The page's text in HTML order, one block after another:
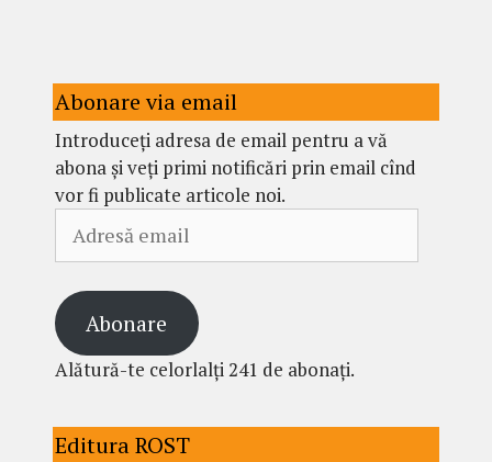
Abonare via email
Introduceți adresa de email pentru a vă
abona și veți primi notificări prin email cînd
vor fi publicate articole noi.
email
Abonare
Alătură-te celorlalți 241 de abonați.
Editura ROST